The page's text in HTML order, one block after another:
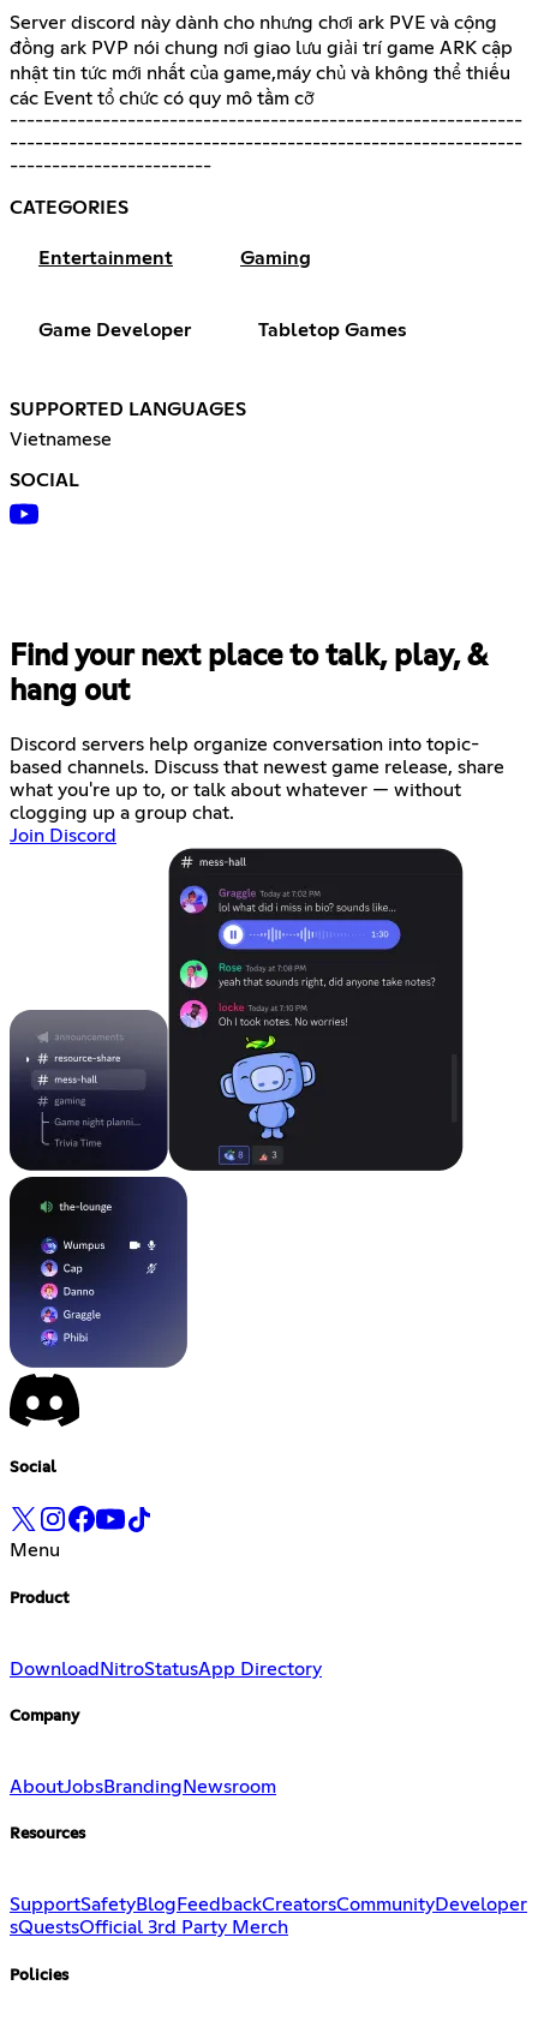
Server discord này dành cho nhưng chơi ark PVE và cộng
đồng ark PVP nói chung nơi giao lưu giải trí game ARK cập
nhật tin tức mới nhất của game,máy chủ và không thể thiếu
các Event tổ chức có quy mô tầm cỡ
-------------------------------------------------------------
-------------------------------------------------------------
------------------------
CATEGORIES
Entertainment Gaming
Game Developer Tabletop Games
SUPPORTED LANGUAGES
Vietnamese
SOCIAL
Find your next place to talk, play, &
hang out
Discord servers help organize conversation into topic-
based channels. Discuss that newest game release, share
what you're up to, or talk about whatever — without
clogging up a group chat.
Join Discord
Social
Menu
Product
Download NitroStatusApp Directory
Company
AboutJobsBranding Newsroom
Resources
SupportSafetyBlog FeedbackCreatorsCommunityDeveloper
sQuestsOfficial 3rd Party Merch
Policies